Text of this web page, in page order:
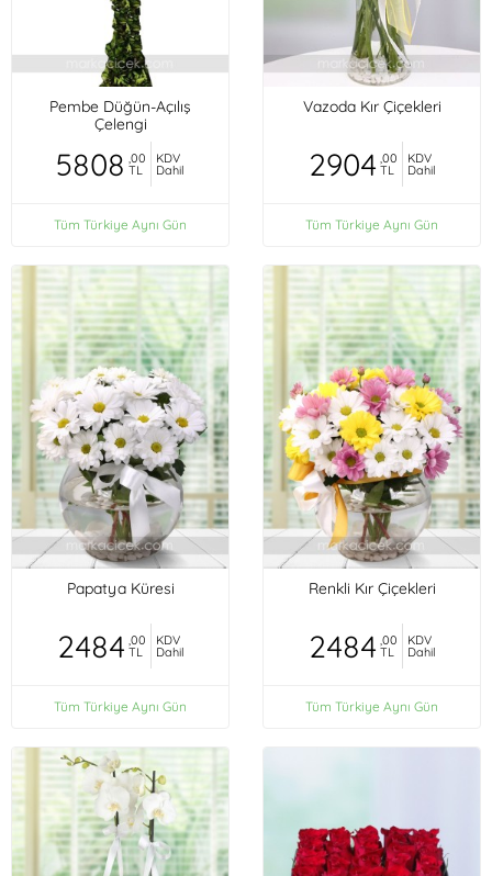
Pembe Düğün-Açılış
Çelengi
5808 ,00
TL
KDV
Dahil
Tüm Türkiye Aynı Gün
Vazoda Kır Çiçekleri
2904 ,00
TL
KDV
Dahil
Tüm Türkiye Aynı Gün
Papatya Küresi
2484 ,00
TL
KDV
Dahil
Tüm Türkiye Aynı Gün
Renkli Kır Çiçekleri
2484 ,00
TL
KDV
Dahil
Tüm Türkiye Aynı Gün